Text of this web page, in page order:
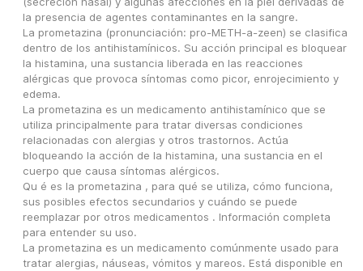
la presencia de agentes contaminantes en la sangre.
La prometazina (pronunciación: pro-METH-a-zeen) se clasifica
dentro de los antihistamínicos. Su acción principal es bloquear
la histamina, una sustancia liberada en las reacciones
alérgicas que provoca síntomas como picor, enrojecimiento y
edema.
La prometazina es un medicamento antihistamínico que se
utiliza principalmente para tratar diversas condiciones
relacionadas con alergias y otros trastornos. Actúa
bloqueando la acción de la histamina, una sustancia en el
cuerpo que causa síntomas alérgicos.
Qu é es la prometazina , para qué se utiliza, cómo funciona,
sus posibles efectos secundarios y cuándo se puede
reemplazar por otros medicamentos . Información completa
para entender su uso.
La prometazina es un medicamento comúnmente usado para
tratar alergias, náuseas, vómitos y mareos. Está disponible en